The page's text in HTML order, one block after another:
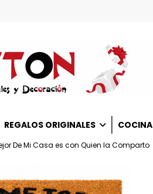
REGALOS ORIGINALES COCINA
De Mi Casa es con Quien la Comparto